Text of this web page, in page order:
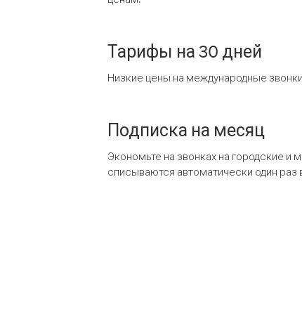
Тарифы на 30 дней
Низкие цены на международные
Подписка на месяц
Экономьте на звонках на городские и
списываются автоматически один раз